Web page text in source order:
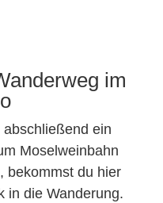
im
ein
Moselweinbahn
bekommst du hier
in die Wanderung.